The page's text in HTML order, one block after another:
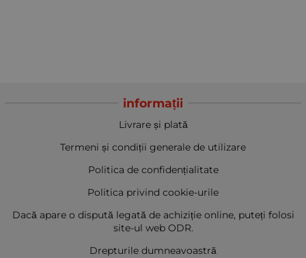
informații
Livrare și plată
Termeni și condiții generale de utilizare
Politica de confidențialitate
Politica privind cookie-urile
Dacă apare o dispută legată de achiziție online, puteți folosi
site-ul web ODR.
Drepturile dumneavoastră